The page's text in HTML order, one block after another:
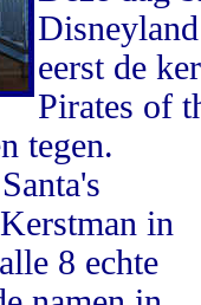
eerst de
Pirates of
tegen.
in
8 echte